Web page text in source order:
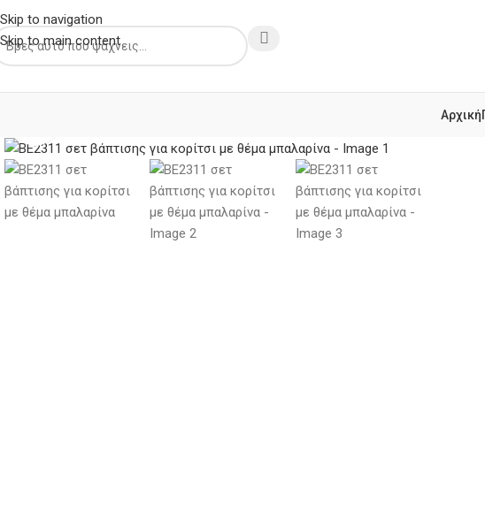
Skip to navigation
Skip to main content
Αρχική